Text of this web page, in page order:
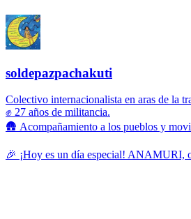
soldepazpachakuti
Colectivo internacionalista en aras de la
✊ 27 años de militancia.
🛖 Acompañamiento a los pueblos y
🎉 ¡Hoy es un día especial! ANAMURI,